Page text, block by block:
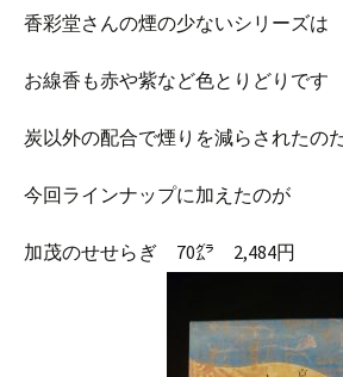
香彩堂さんの煙の少ないシリーズは
お線香も赤や紫など色とりどりです
炭以外の配合で煙りを減らされたの
今回ラインナップに加えたのが
加茂のせせらぎ 70㌘ 2,484円